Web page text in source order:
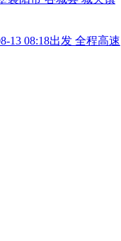
襄阳市 谷城县 城关镇
13 08:18出发 全程高速